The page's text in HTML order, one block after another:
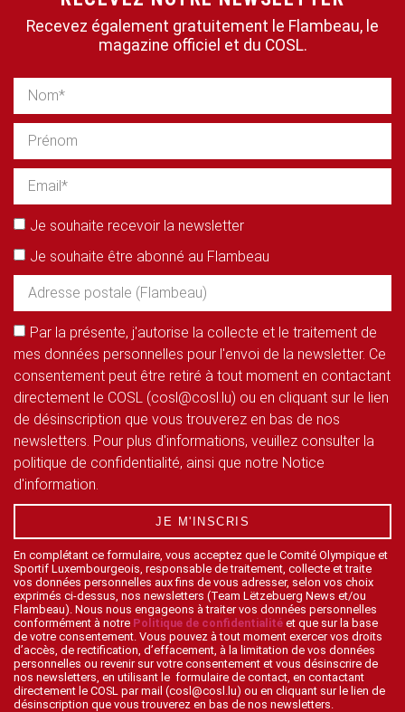
Recevez également gratuitement le Flambeau, le
magazine officiel et du COSL.
Je souhaite recevoir la newsletter
Je souhaite être abonné au Flambeau
Par la présente, j'autorise la collecte et le traitement de
mes données personnelles pour l'envoi de la newsletter. Ce
consentement peut être retiré à tout moment en contactant
directement le COSL (cosl@cosl.lu) ou en cliquant sur le lien
de désinscription que vous trouverez en bas de nos
newsletters. Pour plus d'informations, veuillez consulter la
politique de confidentialité, ainsi que notre Notice
d'information.
JE M'INSCRIS
En complétant ce formulaire, vous acceptez que le Comité Olympique et
Sportif Luxembourgeois, responsable de traitement, collecte et traite
vos données personnelles aux fins de vous adresser, selon vos choix
exprimés ci-dessus, nos newsletters (Team Lëtzebuerg News et/ou
Flambeau). Nous nous engageons à traiter vos données personnelles
conformément à notre Politique de confidentialité et que sur la base
de votre consentement. Vous pouvez à tout moment exercer vos droits
d’accès, de rectification, d’effacement, à la limitation de vos données
personnelles ou revenir sur votre consentement et vous désinscrire de
nos newsletters, en utilisant le formulaire de contact, en contactant
directement le COSL par mail (cosl@cosl.lu) ou en cliquant sur le lien de
désinscription que vous trouverez en bas de nos newsletters.